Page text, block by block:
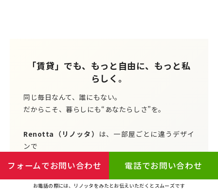
「賃貸」でも、もっと自由に、もっと私
らしく。
同じ毎日なんて、誰にもない。
だからこそ、暮らしにも“あなたらしさ”を。
Renotta（リノッタ） は、一部屋ごとに違うデザイ
ンで
です。
趣味を楽しみたい。センスを表現したい。
フォームでお問い合わせ 電話でお問い合わせ
お電話の際には、リノッタをみたとお伝えいただくとスムーズです